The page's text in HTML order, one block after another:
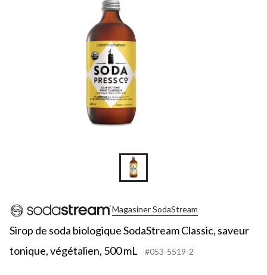
Magasiner SodaStream
Sirop de soda biologique SodaStream Classic, saveur
tonique, végétalien, 500 mL
#053-5519-2